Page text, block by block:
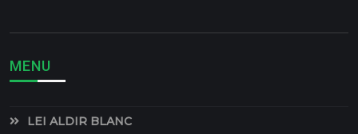
MENU
LEI ALDIR BLANC